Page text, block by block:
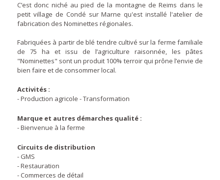
C’est donc niché au pied de la montagne de Reims dans le
petit village de Condé sur Marne qu'est installé l'atelier de
fabrication des Nominettes régionales.
Fabriquées à partir de blé tendre cultivé sur la ferme familiale
de 75 ha et issu de l’agriculture raisonnée, les pâtes
"Nominettes" sont un produit 100% terroir qui prône l’envie de
bien faire et de consommer local.
Activités :
- Production agricole - Transformation
Marque et autres démarches qualité :
- Bienvenue à la ferme
Circuits de distribution
- GMS
- Restauration
- Commerces de détail